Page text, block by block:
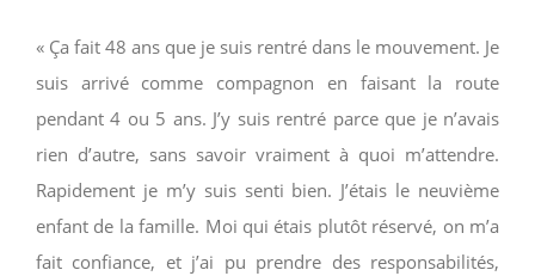
« Ça fait 48 ans que je suis rentré dans le mouvement. Je
suis arrivé comme compagnon en faisant la route
pendant 4 ou 5 ans. J’y suis rentré parce que je n’avais
rien d’autre, sans savoir vraiment à quoi m’attendre.
Rapidement je m’y suis senti bien. J’étais le neuvième
enfant de la famille. Moi qui étais plutôt réservé, on m’a
fait confiance, et j’ai pu prendre des responsabilités,